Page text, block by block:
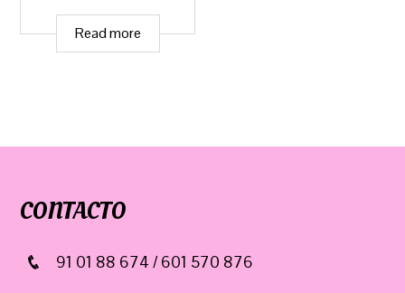
Read more
CONTACTO
91 01 88 674 / 601 570 876